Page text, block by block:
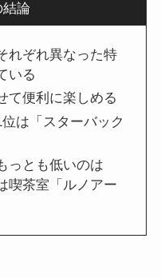
結論
れぞれ異なった特
いる
て便利に楽しめる
は「スターバック
っとも低いのは
喫茶室「ルノアー